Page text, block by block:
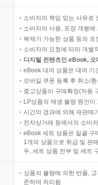
소비자의 책임 있는 사유로
소비자의 사용, 포장 개봉
복제가 가능한 상품 등의
소비자의 요청에 따라 개별
디지털 컨텐츠인 eBook,
eBook 대여 상품은 대여 기
모바일 쿠폰 등록 후 취소/
중고상품이 구매확정(자동
LP상품의 재생 불량 원인
시간의 경과에 의해 재판매
전자상거래 등에서의 소비
eBook 세트 상품은 일괄 구
1개의 상품으로 취급 및 판
우, 세트 상품 전부 및 세트
상품의 불량에 의한 반품,
준하여 처리됨